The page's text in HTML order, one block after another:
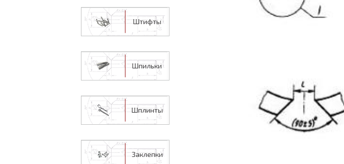
Штифты
Шпильки
Шплинты
Заклепки